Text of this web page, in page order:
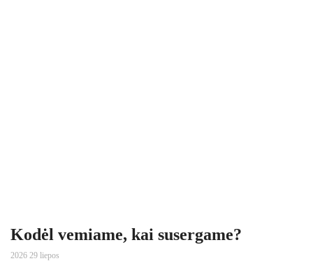
Kodėl vemiame, kai susergame?
2026 29 liepos